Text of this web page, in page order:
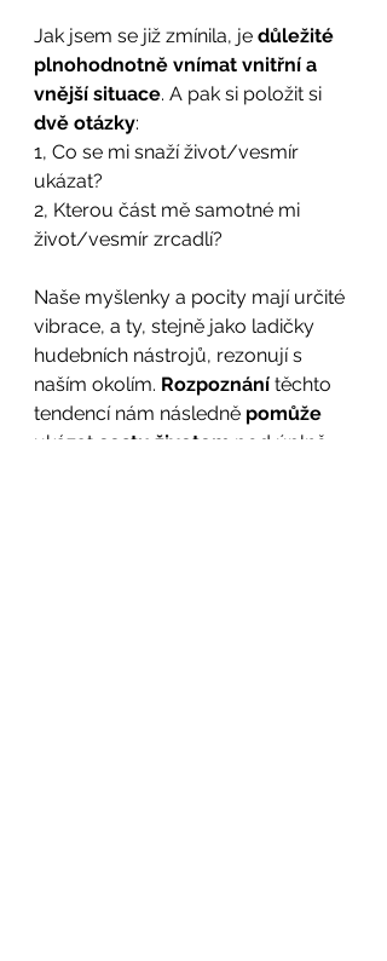
Jak jsem se již zmínila, je důležité
plnohodnotně vnímat vnitřní a
vnější situace. A pak si položit si
dvě otázky:
1, Co se mi snaží život/vesmír
ukázat?
2, Kterou část mě samotné mi
život/vesmír zrcadlí?
Naše myšlenky a pocity mají určité
vibrace, a ty, stejně jako ladičky
hudebních nástrojů, rezonují s
naším okolím. Rozpoznání těchto
tendencí nám následně pomůže
ukázat cestu životem pod úplně